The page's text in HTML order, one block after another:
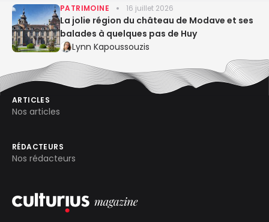
PATRIMOINE 16 juillet 2026
La jolie région du château de Modave et ses
balades à quelques pas de Huy
Lynn Kapoussouzis
ARTICLES
Nos articles
RÉDACTEURS
Nos rédacteurs